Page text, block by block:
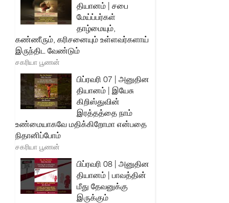
தியானம் | சபை
மேய்ப்பர்கள்
தாழ்மையும்,
கண்ணீரும், கரிசனையும் உள்ளவர்களாய்
இருந்திட வேண்டும்
சகரியா பூணன்
பிப்ரவரி 07 | அனுதின
தியானம் | இயேசு
கிறிஸ்துவின்
இரத்தத்தை நாம்
உண்மையாகவே மதிக்கிறோமா என்பதை
நிதானிப்போம்
சகரியா பூணன்
பிப்ரவரி 08 | அனுதின
தியானம் | பாவத்தின்
மீது தேவனுக்கு
இருக்கும்